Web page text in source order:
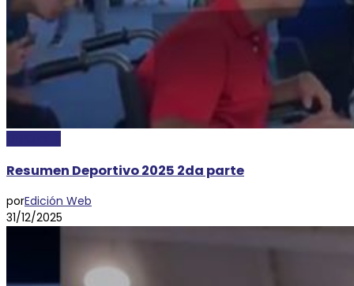
Resumen Deportivo 2025 2da parte
porEdición Web
31/12/2025